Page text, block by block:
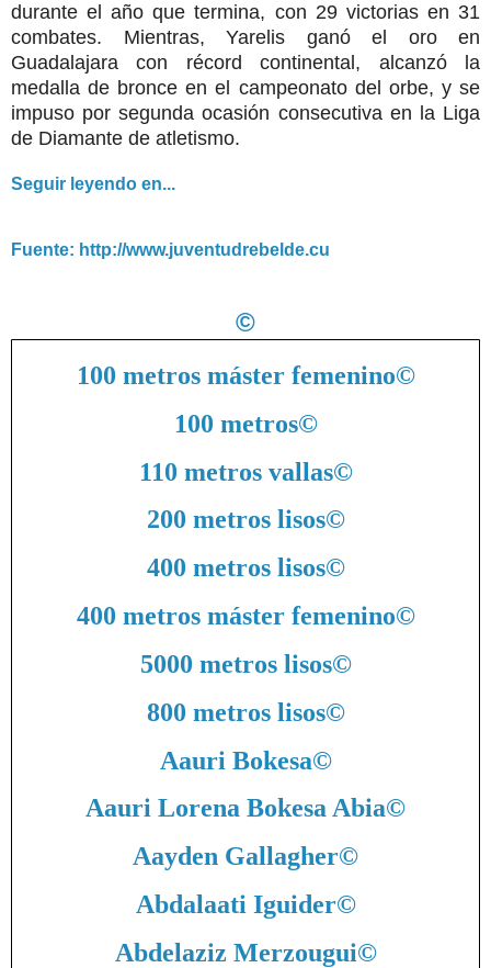
durante el año que termina, con 29 victorias en 31
combates. Mientras, Yarelis ganó el oro en
Guadalajara con récord continental, alcanzó la
medalla de bronce en el campeonato del orbe, y se
impuso por segunda ocasión consecutiva en la Liga
de Diamante de atletismo.
Seguir leyendo en...
Fuente: http://www.juventudrebelde.cu
©
100 metros máster femenino©
100 metros©
110 metros vallas©
200 metros lisos©
400 metros lisos©
400 metros máster femenino©
5000 metros lisos©
800 metros lisos©
Aauri Bokesa©
Aauri Lorena Bokesa Abia©
Aayden Gallagher©
Abdalaati Iguider©
Abdelaziz Merzougui©